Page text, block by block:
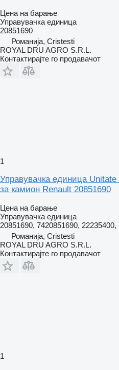
Цена на барање
Управувачка единица
20851690
Романија, Cristesti
ROYAL DRU AGRO S.R.L.
Контактирајте го продавачот
1
Управувачка единица
за камион Renault 20851690
Цена на барање
Управувачка единица
20851690, 7420851690,
Романија, Cristesti
ROYAL DRU AGRO S.R.L.
Контактирајте го продавачот
1